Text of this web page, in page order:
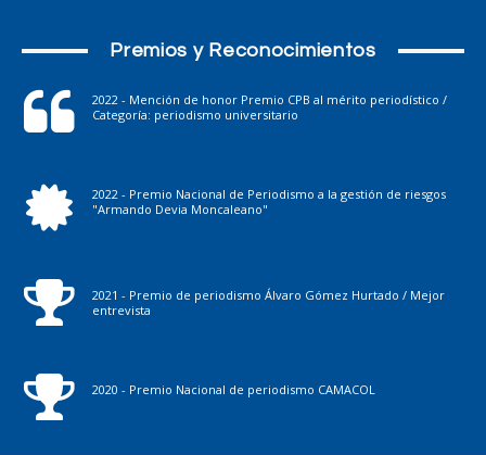
Premios y Reconocimientos
2022 - Mención de honor Premio CPB al mérito periodístico /
Categoría: periodismo universitario
2022 - Premio Nacional de Periodismo a la gestión de riesgos
"Armando Devia Moncaleano"
2021 - Premio de periodismo Álvaro Gómez Hurtado / Mejor
entrevista
2020 - Premio Nacional de periodismo CAMACOL